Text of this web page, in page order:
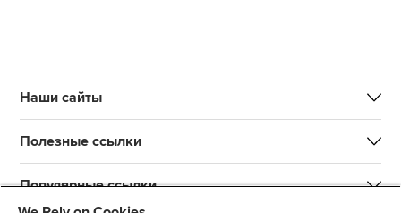
Наши сайты
Полезные ссылки
Популярные ссылки